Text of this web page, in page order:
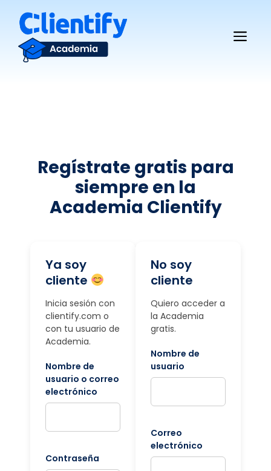
contenido
Regístrate gratis para
siempre en la
Academia Clientify
Ya soy
cliente
Inicia sesión con
clientify.com o
con tu usuario de
Academia.
Nombre de
usuario o correo
electrónico
Contraseña
No soy
cliente
Quiero acceder a
la Academia
gratis.
Nombre de
usuario
Correo
electrónico